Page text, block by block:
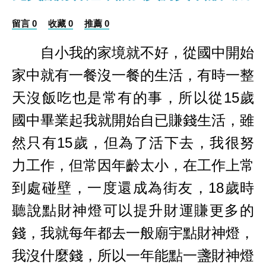
留言 0 收藏 0 推薦 0
自小我的家境就不好，從國中開始
家中就有一餐沒一餐的生活，有時一整
天沒飯吃也是常有的事，所以從15歲
國中畢業起我就開始自已賺錢生活，雖
然只有15歲，但為了活下去，我很努
力工作，但常因年齡太小，在工作上常
到處碰壁，一度還成為街友，18歲時
聽說點財神燈可以提升財運賺更多的
錢，我就每年都去一般廟宇點財神燈，
我沒什麼錢，所以一年能點一盞財神燈